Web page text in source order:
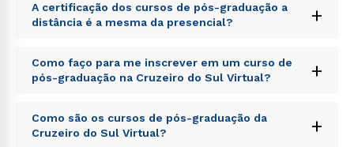
A certificação dos cursos de pós-graduação a
distância é a mesma da presencial?
+
Sed ut perspiciatis unde omnis iste natus error sit
voluptatem accusantium doloremque laudantium,
totam rem aperiam, eaque ipsa quae ab illo inventore
explicabo. Nemo enim ipsam voluptatem quia
voluptas sit aspernatur aut odit aut fugit, sed quia
Como faço para me inscrever em um curso de
pós-graduação na Cruzeiro do Sul Virtual?
+
Sed ut perspiciatis unde omnis iste natus error sit
voluptatem accusantium doloremque laudantium,
Como são os cursos de pós-graduação da
Cruzeiro do Sul Virtual?
+